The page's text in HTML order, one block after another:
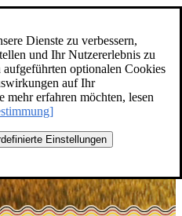
Dienste zu verbessern,
und Ihr Nutzererlebnis zu
optionalen Cookies
auf Ihr
mehr erfahren möchten, lesen
Einstellungen